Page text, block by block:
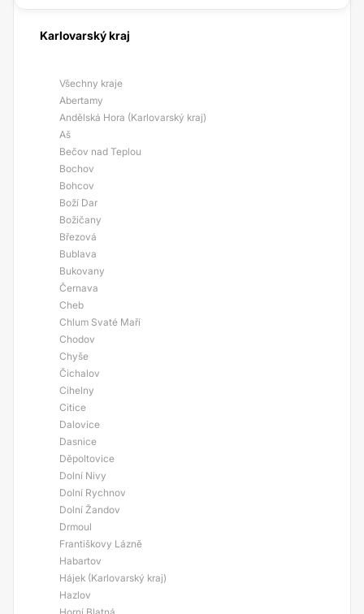
Karlovarský kraj
Všechny kraje
Abertamy
Andělská Hora (Karlovarský kraj)
Aš
Bečov nad Teplou
Bochov
Bohcov
Boží Dar
Božičany
Březová
Bublava
Bukovany
Černava
Cheb
Chlum Svaté Maří
Chodov
Chyše
Čichalov
Cihelny
Citice
Dalovice
Dasnice
Děpoltovice
Dolní Nivy
Dolní Rychnov
Dolní Žandov
Drmoul
Františkovy Lázně
Habartov
Hájek (Karlovarský kraj)
Hazlov